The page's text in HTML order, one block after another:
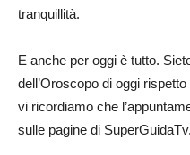
tranquillità.
E anche per oggi è tutto.
dell’Oroscopo di oggi
vi ricordiamo che
sulle pagine di SuperGuidaTv.